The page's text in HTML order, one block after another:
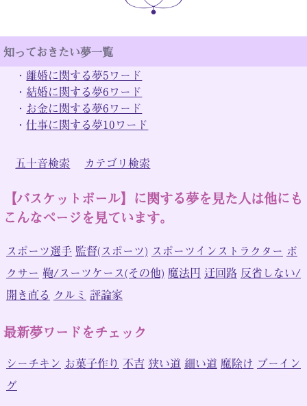
知っておきたい夢一覧
・ 離婚に関する夢5ワード
・ 結婚に関する夢6ワード
・ お金に関する夢6ワード
・仕事に関する夢10ワード
五十音検索 カテゴリ検索
【バスケットボール】に関する夢を見た人は他にも
こんなページを見ています。
スポーツ選手 監督(スポーツ) スポーツインストラクター ボ
クサー 鞄/スーツケース(その他) 魔法円 迂回路 反省しない/
開き直る クルミ 評論家
最新夢ワードをチェック
シーチキン お菓子作り 不吉 狭い道 細い道 魔除け ブーイン
グ